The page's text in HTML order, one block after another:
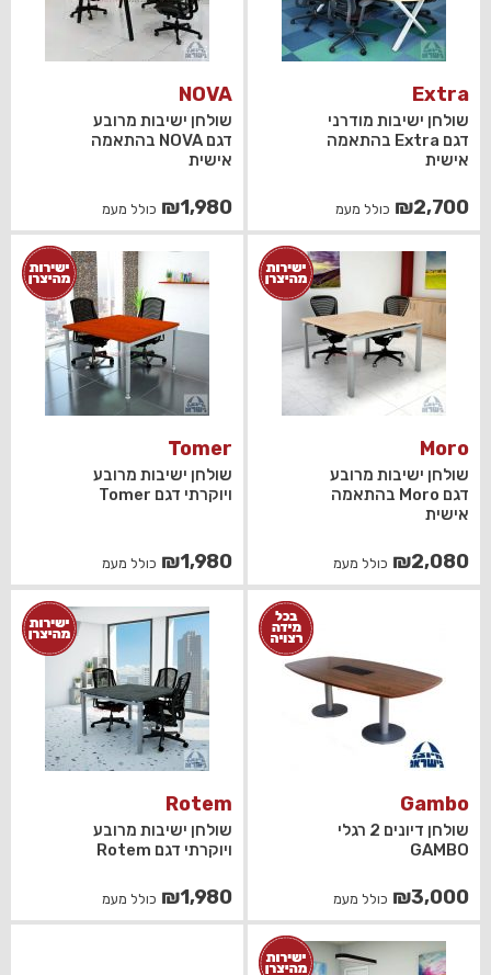
Extra
שולחן ישיבות מודרני
דגם Extra בהתאמה
אישית
₪2,700 כולל מעמ
NOVA
שולחן ישיבות מרובע
דגם NOVA בהתאמה
אישית
₪1,980 כולל מעמ
Moro
שולחן ישיבות מרובע
דגם Moro בהתאמה
אישית
₪2,080 כולל מעמ
Tomer
שולחן ישיבות מרובע
ויוקרתי דגם Tomer
₪1,980 כולל מעמ
Gambo
שולחן דיונים 2 רגלי
GAMBO
₪3,000 כולל מעמ
Rotem
שולחן ישיבות מרובע
ויוקרתי דגם Rotem
₪1,980 כולל מעמ